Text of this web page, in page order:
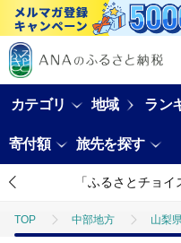
カテゴリ 地域 ラン
寄付額 旅先を探す
「ふるさとチョ
TOP 中部地方 山梨